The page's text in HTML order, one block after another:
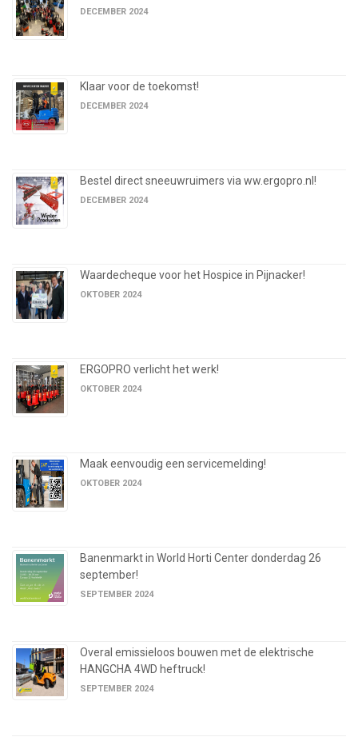
DECEMBER 2024
Klaar voor de toekomst!
DECEMBER 2024
Bestel direct sneeuwruimers via ww.ergopro.nl!
DECEMBER 2024
Waardecheque voor het Hospice in Pijnacker!
OKTOBER 2024
ERGOPRO verlicht het werk!
OKTOBER 2024
Maak eenvoudig een servicemelding!
OKTOBER 2024
Banenmarkt in World Horti Center donderdag 26
september!
SEPTEMBER 2024
Overal emissieloos bouwen met de elektrische
HANGCHA 4WD heftruck!
SEPTEMBER 2024